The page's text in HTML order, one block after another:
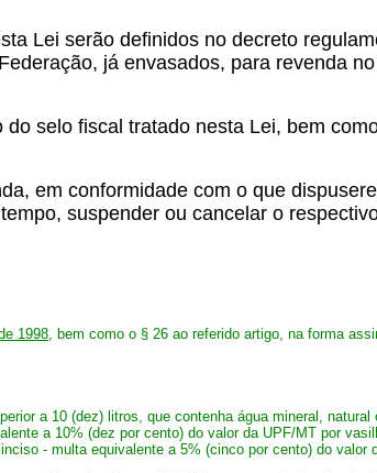
Lei serão definidos no decreto
já envasados, para revenda
selo fiscal tratado nesta Lei, bem
em conformidade com o que
suspender ou cancelar o
1998, bem como o § 26 ao referido artigo, na forma
a 10 (dez) litros, que contenha água mineral, natural
a 10% (dez por cento) do valor da UPF/MT por
- multa equivalente a 5% (cinco por cento) do valor